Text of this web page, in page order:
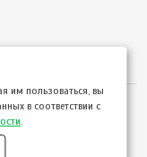
соглашением
ТВОЙПРОДУКТ
им пользоваться, вы
в соответствии с